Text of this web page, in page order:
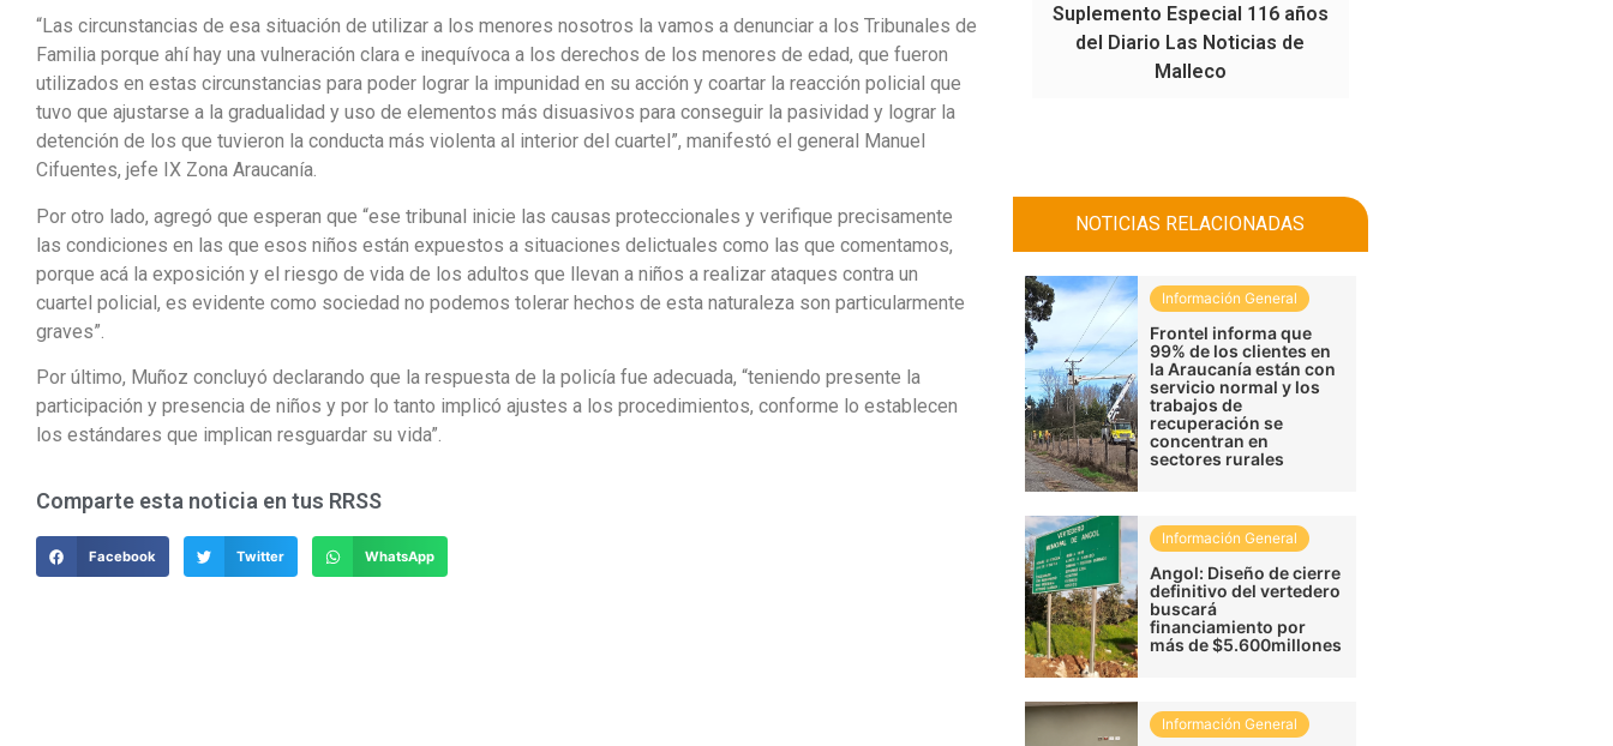
“Las circunstancias de esa situación de utilizar a los menores nosotros la vamos a denunciar a los Tribunales de
Familia porque ahí hay una vulneración clara e inequívoca a los derechos de los menores de edad, que fueron
utilizados en estas circunstancias para poder lograr la impunidad en su acción y coartar la reacción policial que
tuvo que ajustarse a la gradualidad y uso de elementos más disuasivos para conseguir la pasividad y lograr la
detención de los que tuvieron la conducta más violenta al interior del cuartel”, manifestó el general Manuel
Cifuentes, jefe IX Zona Araucanía.
Por otro lado, agregó que esperan que “ese tribunal inicie las causas proteccionales y verifique precisamente
las condiciones en las que esos niños están expuestos a situaciones delictuales como las que comentamos,
porque acá la exposición y el riesgo de vida de los adultos que llevan a niños a realizar ataques contra un
cuartel policial, es evidente como sociedad no podemos tolerar hechos de esta naturaleza son particularmente
graves”.
Por último, Muñoz concluyó declarando que la respuesta de la policía fue adecuada, “teniendo presente la
participación y presencia de niños y por lo tanto implicó ajustes a los procedimientos, conforme lo establecen
los estándares que implican resguardar su vida”.
Comparte esta noticia en tus RRSS
Facebook Twitter WhatsApp
Suplemento Especial 116 años
del Diario Las Noticias de
Malleco
NOTICIAS RELACIONADAS
Información General
Frontel informa que
99% de los clientes en
la Araucanía están con
servicio normal y los
trabajos de
recuperación se
concentran en
sectores rurales
Información General
Angol: Diseño de cierre
definitivo del vertedero
buscará
financiamiento por
más de $5.600millones
Información General